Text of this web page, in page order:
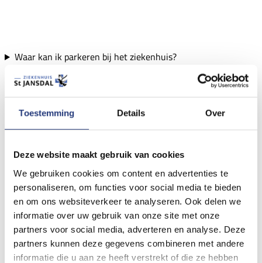
Toestemming Details Over
Deze website maakt gebruik van cookies
We gebruiken cookies om content en advertenties te
personaliseren, om functies voor social media te bieden
en om ons websiteverkeer te analyseren. Ook delen we
informatie over uw gebruik van onze site met onze
partners voor social media, adverteren en analyse. Deze
partners kunnen deze gegevens combineren met andere
informatie die u aan ze heeft verstrekt of die ze hebben
Waar kan ik parkeren bij het ziekenhuis?